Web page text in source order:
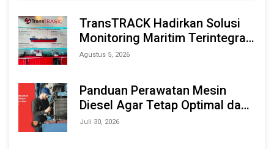
TransTRACK Hadirkan Solusi
Monitoring Maritim Terintegrasi
Berbasis AI & IoT di Indonesia
Agustus 5, 2026
Panduan Perawatan Mesin
Diesel Agar Tetap Optimal dan
Tahan Lama
Juli 30, 2026